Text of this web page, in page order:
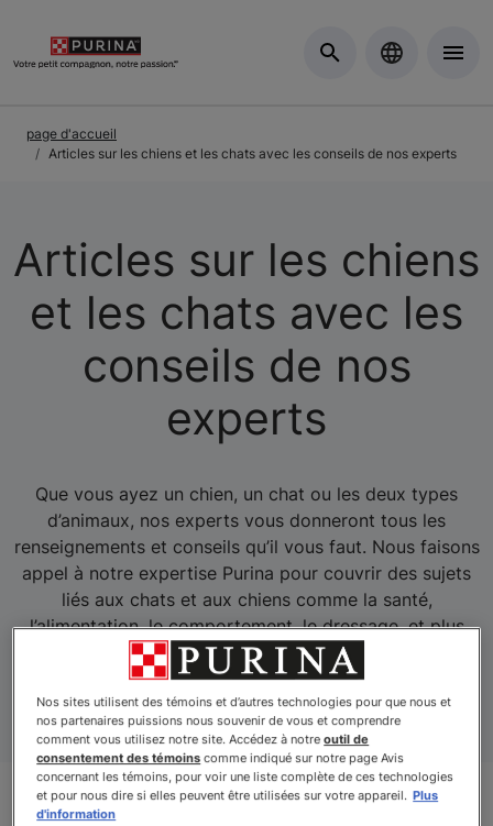
page d'accueil
Articles sur les chiens et les chats avec les conseils de nos experts
Articles sur les chiens
et les chats avec les
conseils de nos
experts
Que vous ayez un chien, un chat ou les deux types
d’animaux, nos experts vous donneront tous les
renseignements et conseils qu’il vous faut. Nous faisons
appel à notre expertise Purina pour couvrir des sujets
liés aux chats et aux chiens comme la santé,
l’alimentation, le comportement, le dressage, et plus
encore.
Nos sites utilisent des témoins et d’autres technologies pour que nous et
nos partenaires puissions nous souvenir de vous et comprendre
comment vous utilisez notre site. Accédez à notreoutil de
consentement des témoins comme indiqué sur notre page Avis
concernant les témoins, pour voir une liste complète de ces technologies
et pour nous dire si elles peuvent être utilisées sur votre appareil. Plus
d'information